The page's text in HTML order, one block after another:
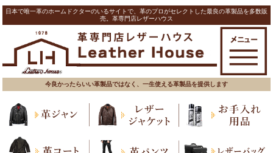
日本で唯一革のホームドクターのいるサイトで、革のプロがセレクトした最良の革製品を多数販
売。革専門店レザーハウス
今良かったらいい革製品ではなく、一生使える革製品を提供します